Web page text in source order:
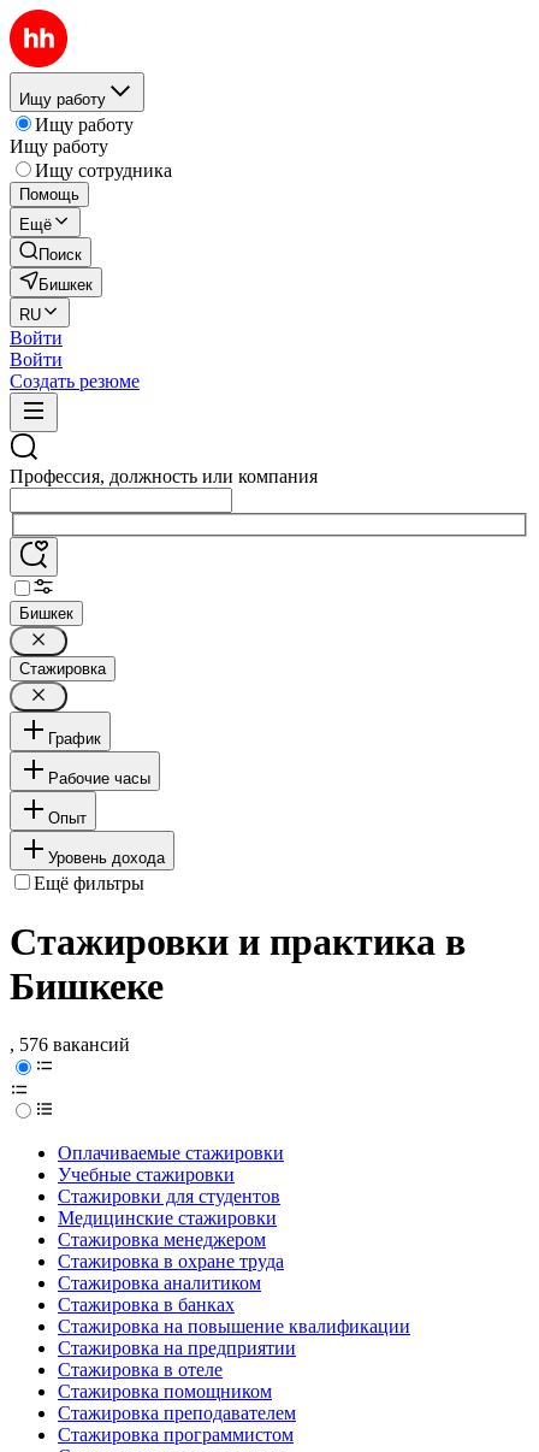
Ищу работу
Ищу работу
Ищу работу
Ищу сотрудника
Помощь
Ещё
Поиск
Бишкек
RU
Войти
Войти
Создать резюме
Профессия, должность или компания
Бишкек
Стажировка
График
Рабочие часы
Опыт
Уровень дохода
Ещё фильтры
Стажировки и практика в
Бишкеке
, 576 вакансий
Оплачиваемые стажировки
Учебные стажировки
Стажировки для студентов
Медицинские стажировки
Стажировка менеджером
Стажировка в охране труда
Стажировка аналитиком
Стажировка в банках
Стажировка на повышение квалификации
Стажировка на предприятии
Стажировка в отеле
Стажировка помощником
Стажировка преподавателем
Стажировка программистом